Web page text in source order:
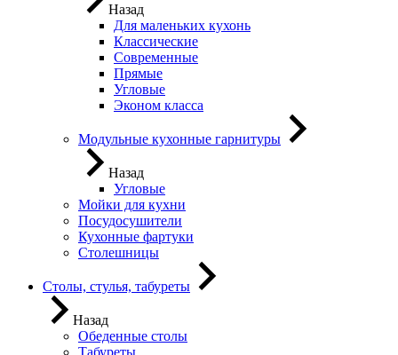
Назад
Для маленьких кухонь
Классические
Современные
Прямые
Угловые
Эконом класса
Модульные кухонные гарнитуры
Назад
Угловые
Мойки для кухни
Посудосушители
Кухонные фартуки
Столешницы
Столы, стулья, табуреты
Назад
Обеденные столы
Табуреты